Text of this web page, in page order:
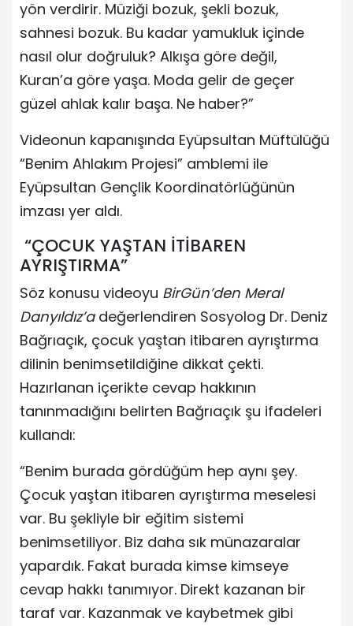
yön verdirir. Müziği bozuk, şekli bozuk,
sahnesi bozuk. Bu kadar yamukluk içinde
nasıl olur doğruluk? Alkışa göre değil,
Kuran’a göre yaşa. Moda gelir de geçer
güzel ahlak kalır başa. Ne haber?”
Videonun kapanışında Eyüpsultan Müftülüğü
“Benim Ahlakım Projesi” amblemi ile
Eyüpsultan Gençlik Koordinatörlüğünün
imzası yer aldı.
“ÇOCUK YAŞTAN İTİBAREN
AYRIŞTIRMA”
Söz konusu videoyu BirGün’den Meral
Danyıldız’adeğerlendiren Sosyolog Dr. Deniz
Bağrıaçık, çocuk yaştan itibaren ayrıştırma
dilinin benimsetildiğine dikkat çekti.
Hazırlanan içerikte cevap hakkının
tanınmadığını belirten Bağrıaçık şu ifadeleri
kullandı:
“Benim burada gördüğüm hep aynı şey.
Çocuk yaştan itibaren ayrıştırma meselesi
var. Bu şekliyle bir eğitim sistemi
benimsetiliyor. Biz daha sık münazaralar
yapardık. Fakat burada kimse kimseye
cevap hakkı tanımıyor. Direkt kazanan bir
taraf var. Kazanmak ve kaybetmek gibi